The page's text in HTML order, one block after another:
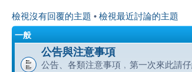
檢視沒有回覆的主題 • 檢視最近討論的主題
一般
公告與注意事項
公告、各類注意事項﹐第一次來此請仔